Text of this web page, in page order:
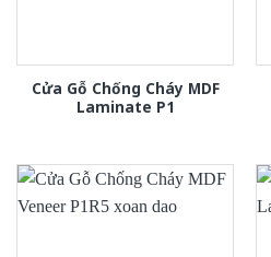
Cửa Gỗ Chống Cháy MDF
Laminate P1